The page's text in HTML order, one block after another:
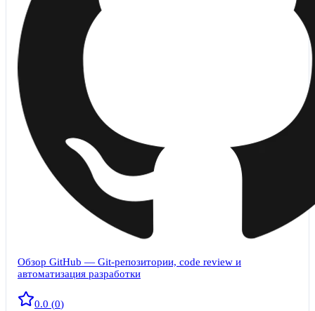
Обзор GitHub — Git-репозитории, code review и
автоматизация разработки
0.0 (0)